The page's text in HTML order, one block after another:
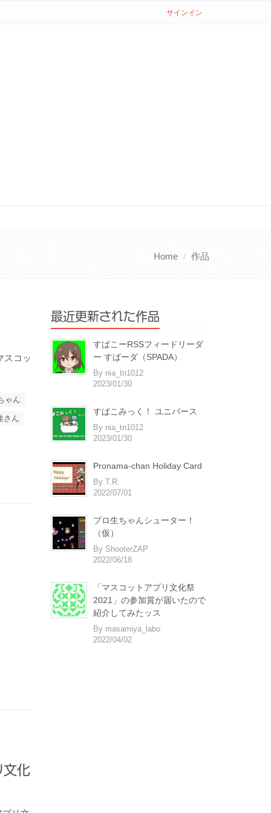
サインイン
Home 作品
スコッ
ゃん
さん
化
最近更新された作品
すぱこーRSSフィードリーダ
ー すぱーダ（SPADA）
By nia_tn1012
2023/01/30
すぱこみっく！ ユニバース
By nia_tn1012
2023/01/30
Pronama-chan Holiday Card
By T.R.
2022/07/01
プロ生ちゃんシューター！
（仮）
By ShooterZAP
2022/06/18
「マスコットアプリ文化祭
2021」の参加賞が届いたので
紹介してみたッス
By masamiya_labo
2022/04/02